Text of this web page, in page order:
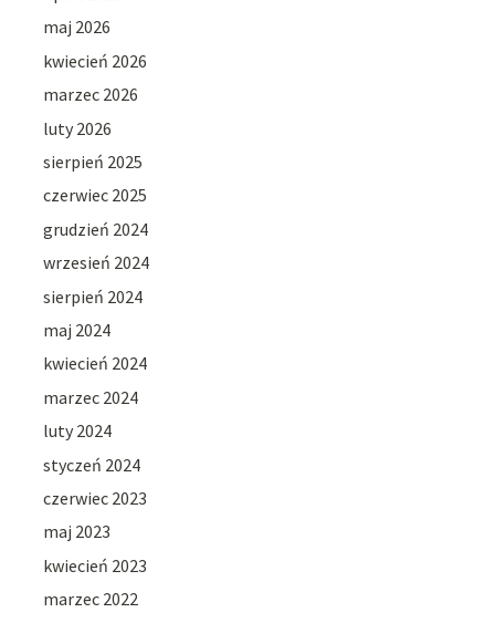
maj 2026
kwiecień 2026
marzec 2026
luty 2026
sierpień 2025
czerwiec 2025
grudzień 2024
wrzesień 2024
sierpień 2024
maj 2024
kwiecień 2024
marzec 2024
luty 2024
styczeń 2024
czerwiec 2023
maj 2023
kwiecień 2023
marzec 2022